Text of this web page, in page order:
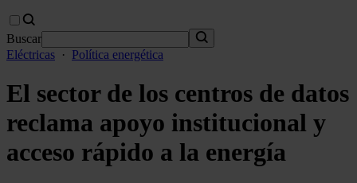
Buscar
Eléctricas · Política energética
El sector de los centros de datos
reclama apoyo institucional y
acceso rápido a la energía